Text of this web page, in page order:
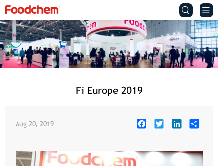
 
Fi Europe 2019
Aug 20, 2019 FacebookTwitter LinkedIn Share